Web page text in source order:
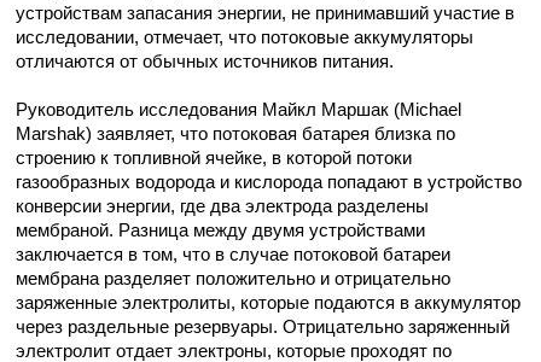
устройствам запасания энергии, не принимавший участие в
исследовании, отмечает, что потоковые аккумуляторы
отличаются от обычных источников питания.
Руководитель исследования Майкл Маршак (Michael
Marshak) заявляет, что потоковая батарея близка по
строению к топливной ячейке, в которой потоки
газообразных водорода и кислорода попадают в устройство
конверсии энергии, где два электрода разделены
мембраной. Разница между двумя устройствами
заключается в том, что в случае потоковой батареи
мембрана разделяет положительно и отрицательно
заряженные электролиты, которые подаются в аккумулятор
через раздельные резервуары. Отрицательно заряженный
электролит отдает электроны, которые проходят по